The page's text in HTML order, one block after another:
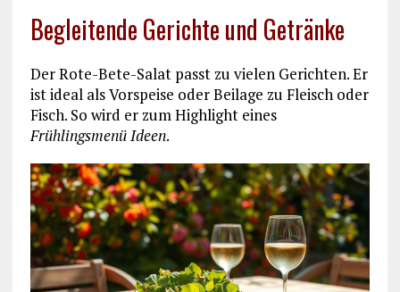
Begleitende Gerichte und Getränke
Der Rote-Bete-Salat passt zu vielen Gerichten. Er
ist ideal als Vorspeise oder Beilage zu Fleisch oder
Fisch. So wird er zum Highlight eines
Frühlingsmenü Ideen.